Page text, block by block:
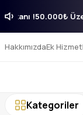
İmkanı !50.000₺
HakkımızdaEk
Kategoriler